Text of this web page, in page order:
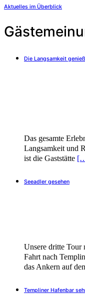
Aktuelles im Überblick
Die Langsamkeit
Das gesamte
Langsamkeit und
ist die Gaststätte
Seeadler gesehen
Unsere dritte Tour
Fahrt nach
das Ankern auf
Templiner Hafenbar